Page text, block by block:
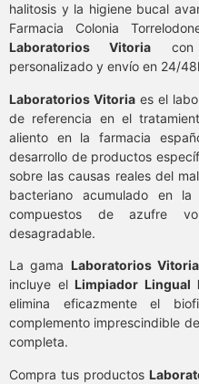
halitosis y la higiene bucal
Farmacia Colonia
Laboratorios Vitoria con
personalizado y envío en 24/
Laboratorios Vitoriaes el
de referencia en el
aliento en la farmacia
desarrollo de productos
sobre las causas reales del
bacteriano acumulado en
compuestos de azufre
desagradable.
La gama Laboratorios Vitoria
incluye elLimpiador Lingual
elimina eficazmente el
complemento imprescindible
completa.
Compra tus productos